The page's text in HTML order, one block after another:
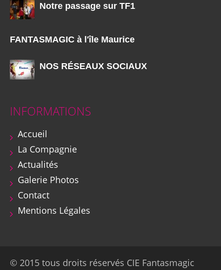
Notre passage sur TF1
FANTASMAGIC à l'île Maurice
NOS RÉSEAUX SOCIAUX
INFORMATIONS
Accueil
La Compagnie
Actualités
Galerie Photos
Contact
Mentions Légales
© 2015 tous droits réservés CIE Fantasmagic